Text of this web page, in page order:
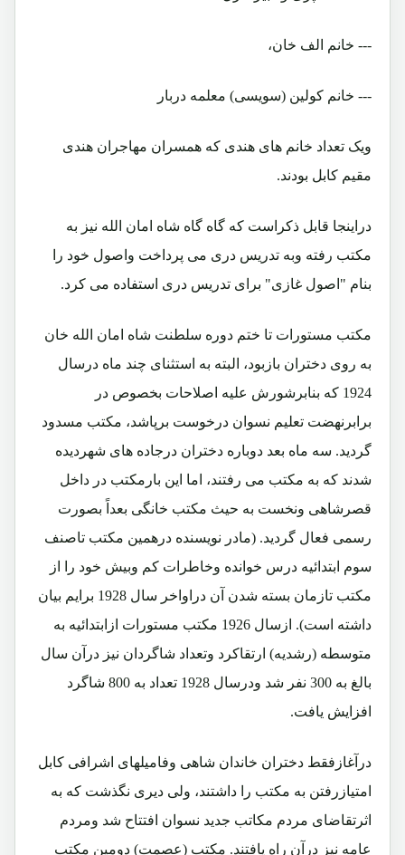
--- خانم الف خان،
--- خانم کولین (سویسی) معلمه دربار
ویک تعداد خانم های هندی که همسران مهاجران هندی
مقیم کابل بودند.
دراینجا قابل ذکراست که گاه گاه شاه امان الله نیز به
مکتب رفته وبه تدریس دری می پرداخت واصول خود را
بنام "اصول غازی" برای تدریس دری استفاده می کرد.
مکتب مستورات تا ختم دوره سلطنت شاه امان الله خان
به روی دختران بازبود، البته به استثنای چند ماه درسال
1924 که بنابرشورش علیه اصلاحات بخصوص در
برابرنهضت تعلیم نسوان درخوست برپاشد، مکتب مسدود
گردید. سه ماه بعد دوباره دختران درجاده های شهردیده
شدند که به مکتب می رفتند، اما این بارمکتب در داخل
قصرشاهی ونخست به حیث مکتب خانگی بعداً بصورت
رسمی فعال گردید. (مادر نویسنده درهمین مکتب تاصنف
سوم ابتدائیه درس خوانده وخاطرات کم وبیش خود را از
مکتب تازمان بسته شدن آن دراواخر سال 1928 برایم بیان
داشته است). ازسال 1926 مکتب مستورات ازابتدائیه به
متوسطه (رشدیه) ارتقاکرد وتعداد شاگردان نیز درآن سال
بالغ به 300 نفر شد ودرسال 1928 تعداد به 800 شاگرد
افزایش یافت.
درآغازفقط دختران خاندان شاهی وفامیلهای اشرافی کابل
امتیازرفتن به مکتب را داشتند، ولی دیری نگذشت که به
اثرتقاضای مردم مکاتب جدید نسوان افتتاح شد ومردم
عامه نیز درآن راه یافتند. مکتب (عصمت) دومین مکتب